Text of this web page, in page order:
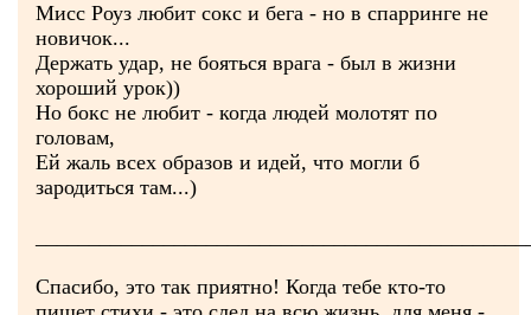
Мисс Роуз любит сокс и бега - но в спарринге не
новичок...
Держать удар, не бояться врага - был в жизни
хороший урок))
Но бокс не любит - когда людей молотят по
головам,
Ей жаль всех образов и идей, что могли б
зародиться там...)
Спасибо, это так приятно! Когда тебе кто-то